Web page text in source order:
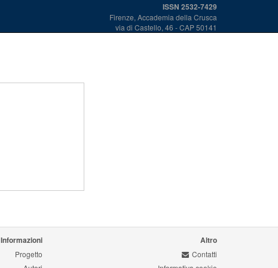
ISSN 2532-7429
Firenze, Accademia della Crusca
via di Castello, 46 - CAP 50141
Informazioni
Progetto
Altro
Contatti